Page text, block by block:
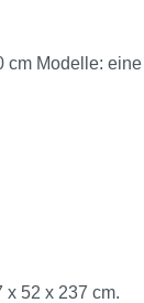
cm Modelle:
x 52 x 237 cm.